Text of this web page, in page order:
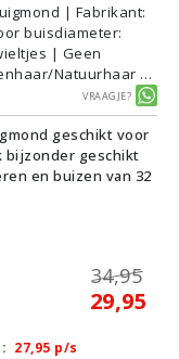
| Fabrikant:
buisdiameter:
| Geen
Natuurhaar |
33cm | Zonder
| Zwart |
voor vloertype:
PVC/Vinyl
Vraagje?
geschikt voor
bijzonder geschikt
en buizen van 32
34,95
29,95
: 27,95 p/s